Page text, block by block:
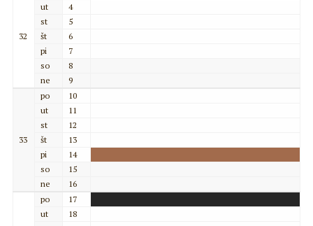
32
ut
4
st
5
št
6
pi
7
so
8
ne
9
33
po
10
ut
11
st
12
št
13
pi
14
so
15
ne
16
po
17
ut
18